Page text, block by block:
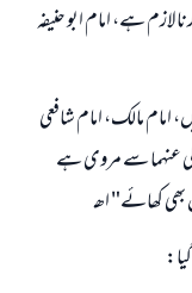
لازم ہے، امام ابو حنيفہ
مالك، امام شافعى
عنہما سے مروى ہے
كھائے" اھـ